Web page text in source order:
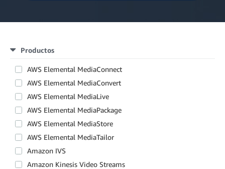
Productos
AWS Elemental MediaConnect
AWS Elemental MediaConvert
AWS Elemental MediaLive
AWS Elemental MediaPackage
AWS Elemental MediaStore
AWS Elemental MediaTailor
Amazon IVS
Amazon Kinesis Video Streams